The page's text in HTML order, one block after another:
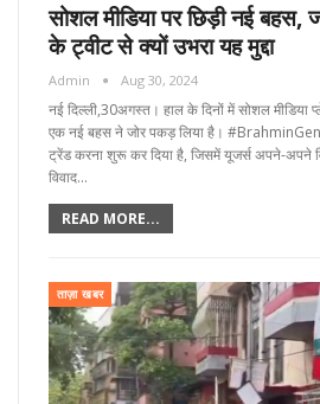
सोशल मीडिया पर छिड़ी नई बहस,
के ट्वीट से क्यों उभरा यह मुद्दा
Admin Aug 30, 2024
नई दिल्ली,30अगस्त। हाल के दिनों में सोशल मीडिया
एक नई बहस ने जोर पकड़ लिया है।
ट्रेंड करना शुरू कर दिया है, जिसमें यूजर्स अपने-अपने
विवाद…
READ MORE...
ताज़ा खबर